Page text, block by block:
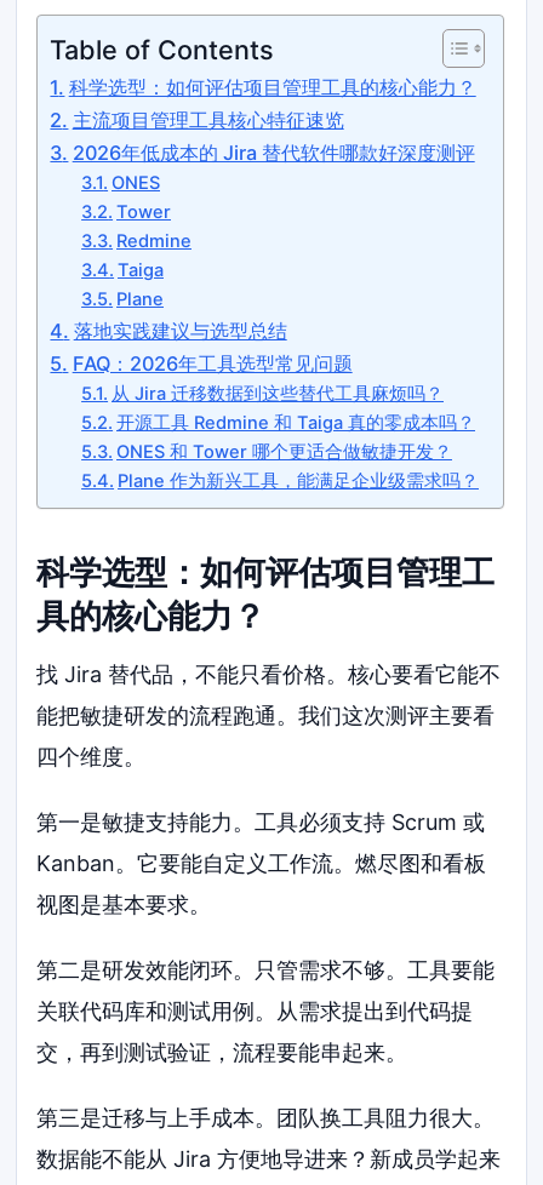
Table of Contents
科学选型：如何评估项目管理工具的核心能力？
主流项目管理工具核心特征速览
2026年低成本的 Jira 替代软件哪款好深度测评
ONES
Tower
Redmine
Taiga
Plane
落地实践建议与选型总结
FAQ：2026年工具选型常见问题
从 Jira 迁移数据到这些替代工具麻烦吗？
开源工具 Redmine 和 Taiga 真的零成本吗？
ONES 和 Tower 哪个更适合做敏捷开发？
Plane 作为新兴工具，能满足企业级需求吗？
科学选型：如何评估项目管理工
具的核心能力？
找 Jira 替代品，不能只看价格。核心要看它能不
能把敏捷研发的流程跑通。我们这次测评主要看
四个维度。
第一是敏捷支持能力。工具必须支持 Scrum 或
Kanban。它要能自定义工作流。燃尽图和看板
视图是基本要求。
第二是研发效能闭环。只管需求不够。工具要能
关联代码库和测试用例。从需求提出到代码提
交，再到测试验证，流程要能串起来。
第三是迁移与上手成本。团队换工具阻力很大。
数据能不能从 Jira 方便地导进来？新成员学起来